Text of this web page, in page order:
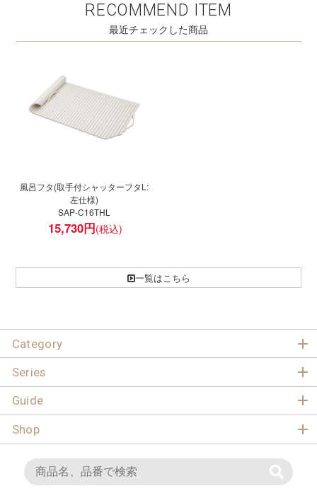
RECOMMEND ITEM
最近チェックした商品
風呂フタ(取手付シャッターフタL:
左仕様)
SAP-C16THL
15,730円
一覧はこちら
Category
Series
Guide
Shop